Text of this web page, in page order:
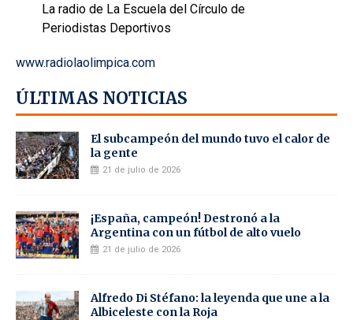
La radio de La Escuela del Círculo de
Periodistas Deportivos
www.radiolaolimpica.com
ÚLTIMAS NOTICIAS
El subcampeón del mundo tuvo el calor de
la gente
21 de julio de 2026
¡España, campeón! Destronó a la
Argentina con un fútbol de alto vuelo
21 de julio de 2026
Alfredo Di Stéfano: la leyenda que une a la
Albiceleste con la Roja